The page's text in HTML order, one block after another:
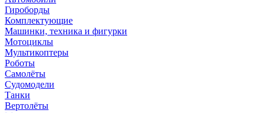
Гироборды
Комплектующие
Машинки, техника и фигурки
Мотоциклы
Мультикоптеры
Роботы
Самолёты
Судомодели
Танки
Вертолёты